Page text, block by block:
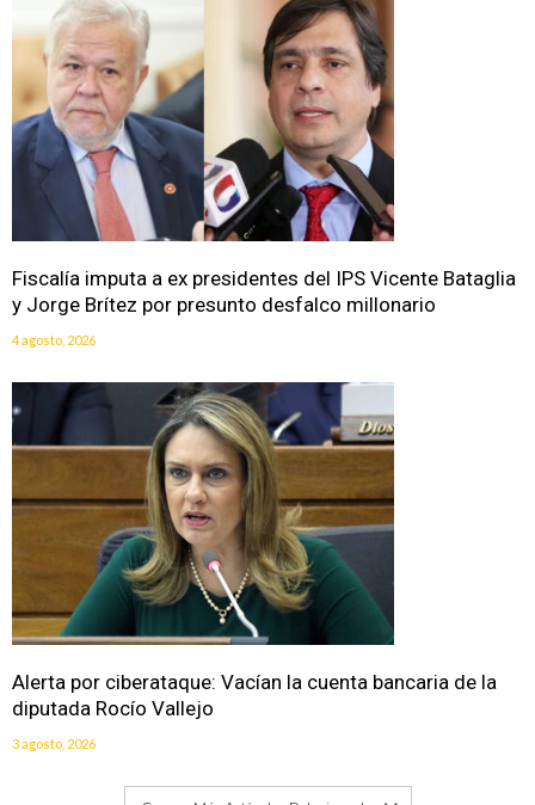
Fiscalía imputa a ex presidentes del IPS Vicente Bataglia
y Jorge Brítez por presunto desfalco millonario
4 agosto, 2026
Alerta por ciberataque: Vacían la cuenta bancaria de la
diputada Rocío Vallejo
3 agosto, 2026